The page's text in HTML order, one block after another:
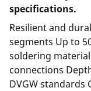
specifications.
Resilient and
segments Up to
soldering
connections
DVGW standards